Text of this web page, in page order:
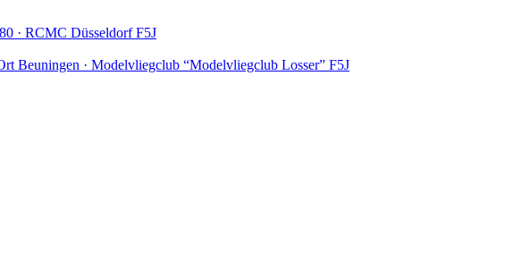
· RCMC DüsseldorfF5J
Beuningen · Modelvliegclub “Modelvliegclub Losser” F5J